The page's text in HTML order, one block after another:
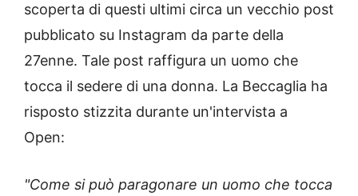
scoperta di questi ultimi circa un vecchio post
pubblicato su Instagram da parte della
27enne. Tale post raffigura un uomo che
tocca il sedere di una donna. La Beccaglia ha
risposto stizzita durante un'intervista a
Open:
"Come si può paragonare un uomo che tocca